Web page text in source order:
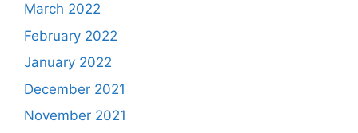
March 2022
February 2022
January 2022
December 2021
November 2021